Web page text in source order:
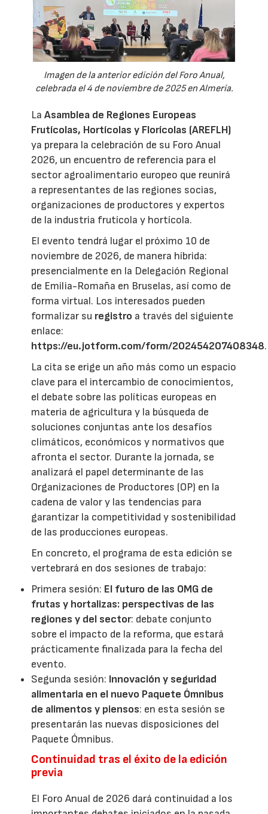
Imagen de la anterior edición del Foro Anual,
celebrada el 4 de noviembre de 2025 en Almería.
LaAsamblea de Regiones Europeas
Frutícolas, Hortícolas y Florícolas (AREFLH)
ya prepara la celebración de su Foro Anual
2026, un encuentro de referencia para el
sector agroalimentario europeo que reunirá
a representantes de las regiones socias,
organizaciones de productores y expertos
de la industria frutícola y hortícola.
El evento tendrá lugar el próximo 10 de
noviembre de 2026, de manera híbrida:
presencialmente en la Delegación Regional
de Emilia-Romaña en Bruselas, así como de
forma virtual. Los interesados pueden
formalizar su registro a través del siguiente
enlace:
https://eu.jotform.com/form/202454207408348.
La cita se erige un año más como un espacio
clave para el intercambio de conocimientos,
el debate sobre las políticas europeas en
materia de agricultura y la búsqueda de
soluciones conjuntas ante los desafíos
climáticos, económicos y normativos que
afronta el sector. Durante la jornada, se
analizará el papel determinante de las
Organizaciones de Productores (OP) en la
cadena de valor y las tendencias para
garantizar la competitividad y sostenibilidad
de las producciones europeas.
En concreto, el programa de esta edición se
vertebrará en dos sesiones de trabajo:
Primera sesión: El futuro de las OMG de
frutas y hortalizas: perspectivas de las
regiones y del sector: debate conjunto
sobre el impacto de la reforma, que estará
prácticamente finalizada para la fecha del
evento.
Segunda sesión: Innovación y seguridad
alimentaria en el nuevo Paquete Ómnibus
de alimentos y piensos: en esta sesión se
presentarán las nuevas disposiciones del
Paquete Ómnibus.
Continuidad tras el éxito de la edición
previa
El Foro Anual de 2026 dará continuidad a los